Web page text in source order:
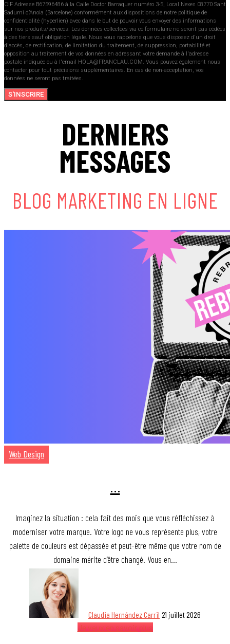
CIF Adresse B67596486 à la Calle Doctor Barraquer numéro 3-5, Local Nexes 08770 Sant
Sadurni d’Anoia (Barcelone) conformément aux dispositions de notre politique de
confidentialité (hyperlien) avec dans le but de pouvoir vous envoyer des informations
sur nos produits/services. Les données collectées via ce formulaire ne seront pas cédées
à des tiers sauf obligation légale. Nous vous rappelons que vous disposez d'un droit
d'accès, de rectification, de limitation du traitement, de suppression, portabilité et
opposition au traitement de vos données en adressant votre demande à l'adresse
postale indiquée ou à l'email HOLA@FRANCLAU.COM. Vous pouvez également nous
contacter pour tout précisions supplémentaires. En cas de non-acceptation, vos
données ne seront pas traitées.
S'INSCRIRE
DERNIERS
MESSAGES
BLOG MARKETING EN LIGNE
Web Design
…
Imaginez la situation : cela fait des mois que vous réfléchissez à
moderniser votre marque. Votre logo ne vous représente plus, votre
palette de couleurs est dépassée et peut-être même que votre nom de
domaine mérite d’être changé. Vous en…
Claudia Hernández Carril 21 juillet 2026
Je veux en savoir plus